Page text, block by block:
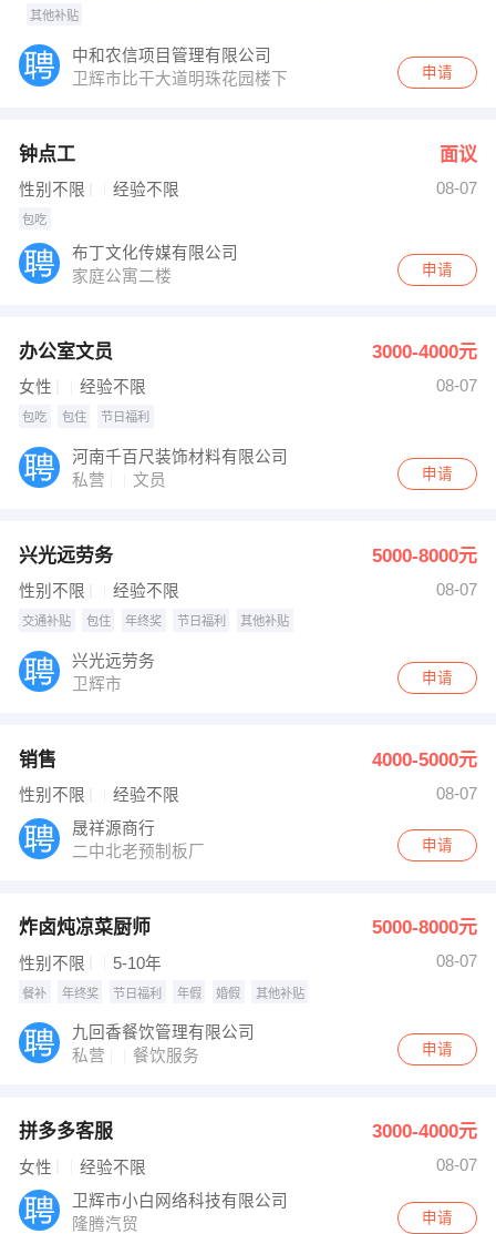
其他补贴
中和农信项目管理有限公司
卫辉市比干大道明珠花园楼下
申请
钟点工 面议
性别不限 经验不限 08-07
包吃
布丁文化传媒有限公司
家庭公寓二楼
申请
办公室文员 3000-4000元
女性 经验不限 08-07
包吃 包住 节日福利
河南千百尺装饰材料有限公司
私营
文员 申请
兴光远劳务 5000-8000元
性别不限 经验不限 08-07
交通补贴 包住 年终奖 节日福利 其他补贴
兴光远劳务
卫辉市
申请
销售 4000-5000元
性别不限 经验不限
08-07
晟祥源商行
二中北老预制板厂
申请
炸卤炖凉菜厨师 5000-8000元
性别不限 5-10年 08-07
餐补 年终奖 节日福利 年假 婚假 其他补贴
九回香餐饮管理有限公司
私营
餐饮服务 申请
拼多多客服 3000-4000元
女性 经验不限
08-07
卫辉市小白网络科技有限公司
隆腾汽贸
申请